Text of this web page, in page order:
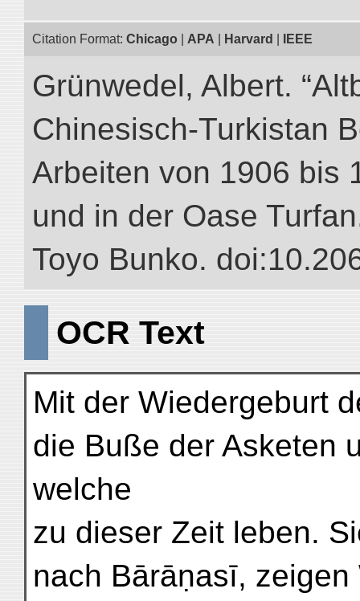
Citation Format: Chicago APA Harvard IEEE
Grünwedel, Albert.
Chinesisch-Turkistan
Arbeiten von 1906 bis
und in der Oase
Toyo Bunko.
OCR Text
Mit der Wiedergeburt
die Buße der Asketen
welche
zu dieser Zeit leben.
nach Bārāṇasī,